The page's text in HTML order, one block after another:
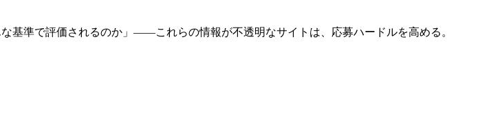
基準で評価されるのか」——これらの情報が不透明なサイトは、応募ハードルを高める。